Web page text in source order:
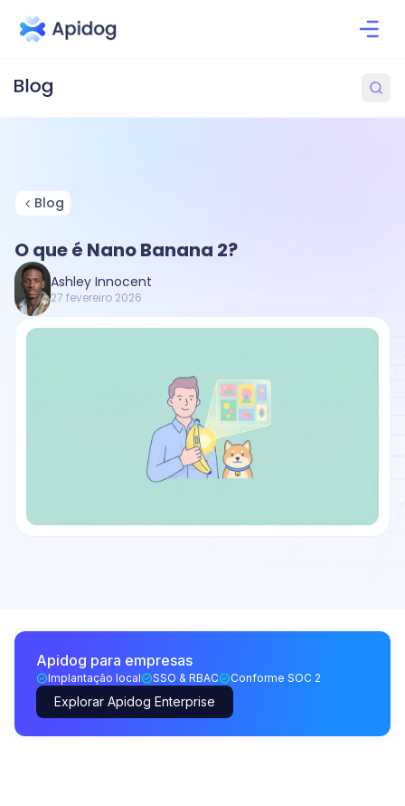
Blog
O que é Nano Banana 2?
Ashley Innocent
27 fevereiro 2026
Apidog para empresas
Implantação local SSO & RBAC Conforme SOC 2
Explorar Apidog Enterprise